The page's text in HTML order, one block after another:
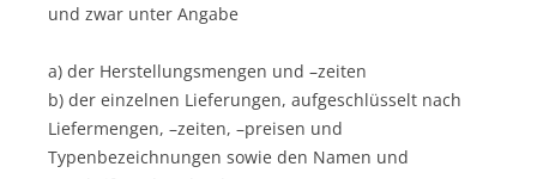
und zwar unter Angabe
a) der Herstellungsmengen und –zeiten
b) der einzelnen Lieferungen, aufgeschlüsselt nach
Liefermengen, –zeiten, –preisen und
Typenbezeichnungen sowie den Namen und